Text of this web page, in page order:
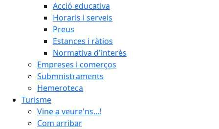
Acció educativa
Horaris i serveis
Preus
Estances i ràtios
Normativa d'interès
Empreses i comerços
Submnistraments
Hemeroteca
Turisme
Vine a veure'ns...!
Com arribar